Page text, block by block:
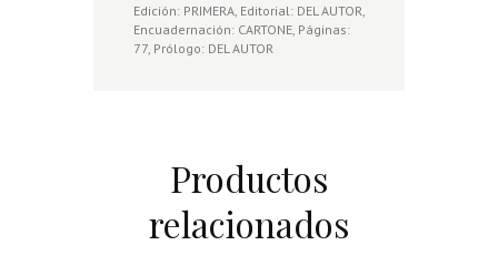
Edición: PRIMERA, Editorial: DEL AUTOR,
Encuadernación: CARTONE, Páginas:
77, Prólogo: DEL AUTOR
Productos
relacionados